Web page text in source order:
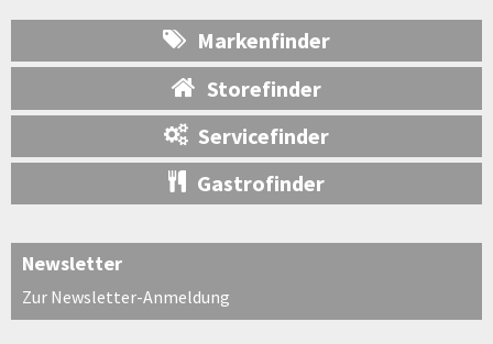
Markenfinder
Storefinder
Servicefinder
Gastrofinder
Newsletter
Zur Newsletter-Anmeldung